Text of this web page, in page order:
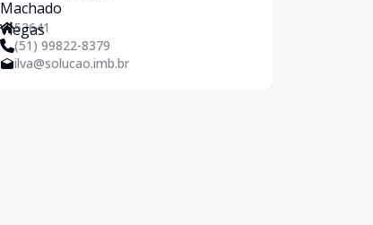
53641
(51) 99822-8379
ilva@solucao.imb.br